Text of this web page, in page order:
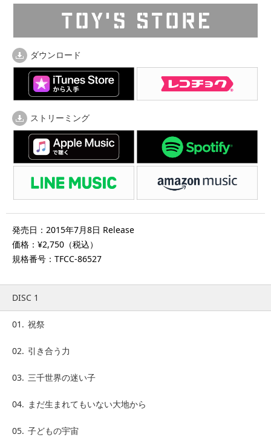
ダウンロード
ストリーミング
発売日：2015年7月8日 Release
価格：¥2,750（税込）
規格番号：TFCC-86527
DISC 1
01. 祝祭
02. 引き合う力
03. 三千世界の迷い子
04. まだ生まれてもいない大地から
05. 子どもの宇宙